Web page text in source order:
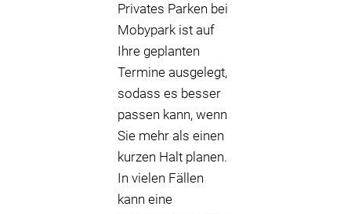
Privates Parken bei
Mobypark ist auf
Ihre geplanten
Termine ausgelegt,
sodass es besser
passen kann, wenn
Sie mehr als einen
kurzen Halt planen.
In vielen Fällen
kann eine